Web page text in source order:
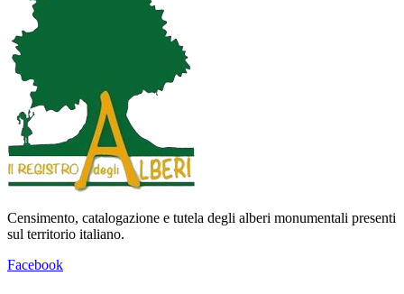
Censimento, catalogazione e tutela degli alberi monumentali presenti
sul territorio italiano.
Facebook